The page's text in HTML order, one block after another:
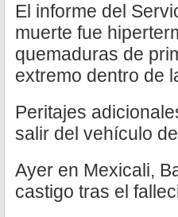
El informe del
muerte fue
quemaduras de
extremo dentro de
Peritajes
salir del vehículo
Ayer en Mexicali,
castigo tras el